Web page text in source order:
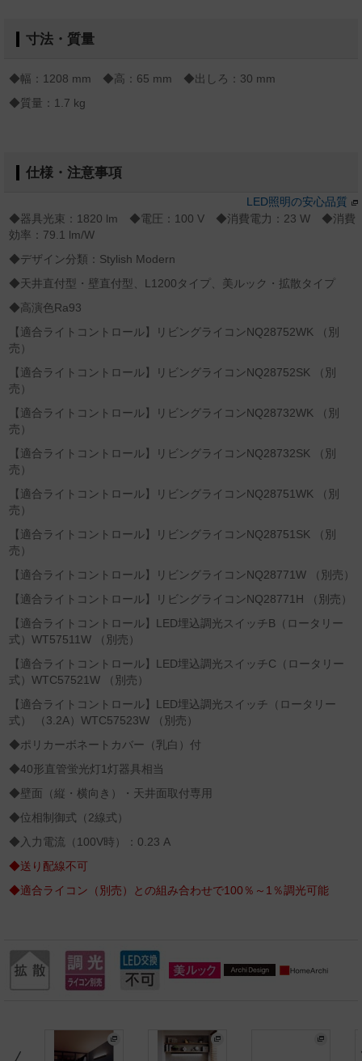
寸法・質量
◆幅：1208 mm ◆高：65 mm ◆出しろ：30 mm
◆質量：1.7 kg
仕様・注意事項
LED照明の安心品質
◆器具光束：1820 lm ◆電圧：100 V ◆消費電力：23 W ◆消費
効率：79.1 lm/W
◆デザイン分類：Stylish Modern
◆天井直付型・壁直付型、L1200タイプ、美ルック・拡散タイプ
◆高演色Ra93
【適合ライトコントロール】リビングライコンNQ28752WK （別
売）
【適合ライトコントロール】リビングライコンNQ28752SK （別
売）
【適合ライトコントロール】リビングライコンNQ28732WK （別
売）
【適合ライトコントロール】リビングライコンNQ28732SK （別
売）
【適合ライトコントロール】リビングライコンNQ28751WK （別
売）
【適合ライトコントロール】リビングライコンNQ28751SK （別
売）
【適合ライトコントロール】リビングライコンNQ28771W （別売）
【適合ライトコントロール】リビングライコンNQ28771H （別売）
【適合ライトコントロール】LED埋込調光スイッチB（ロータリー
式）WT57511W （別売）
【適合ライトコントロール】LED埋込調光スイッチC（ロータリー
式）WTC57521W （別売）
【適合ライトコントロール】LED埋込調光スイッチ（ロータリー
式） （3.2A）WTC57523W （別売）
◆ポリカーボネートカバー（乳白）付
◆40形直管蛍光灯1灯器具相当
◆壁面（縦・横向き）・天井面取付専用
◆位相制御式（2線式）
◆入力電流（100V時）：0.23 A
◆送り配線不可
◆適合ライコン（別売）との組み合わせで100％～1％調光可能